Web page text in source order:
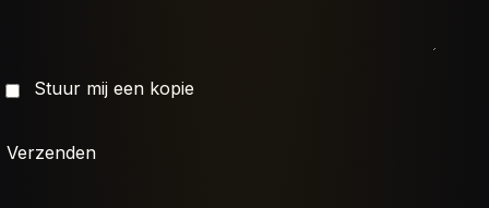
Stuur mij een kopie
Verzenden